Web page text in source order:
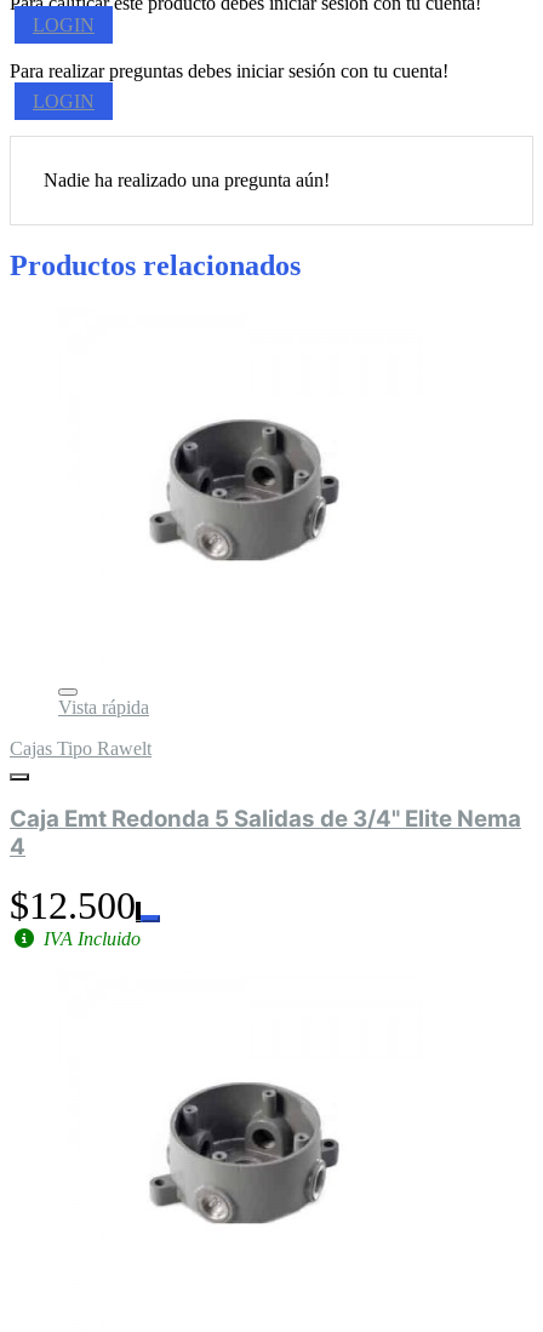
LOGIN
Para realizar preguntas debes iniciar sesión con tu cuenta!
LOGIN
Nadie ha realizado una pregunta aún!
Productos relacionados
Vista rápida
Cajas Tipo Rawelt
Caja Emt Redonda 5 Salidas de 3/4" Elite Nema
4
$12.500
IVA Incluido